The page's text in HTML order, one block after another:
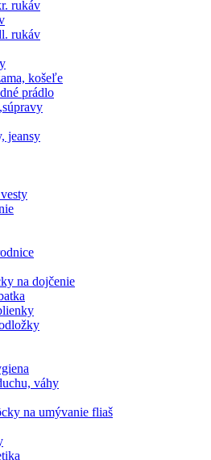
rukáv
rukáv
košeľe
prádlo
jeansy
na dojčenie
váhy
na umývanie fliaš